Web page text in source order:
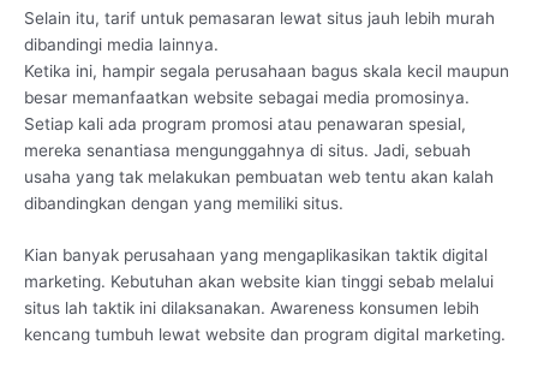
Selain itu, tarif untuk pemasaran lewat situs jauh lebih murah
dibandingi media lainnya.
Ketika ini, hampir segala perusahaan bagus skala kecil maupun
besar memanfaatkan website sebagai media promosinya.
Setiap kali ada program promosi atau penawaran spesial,
mereka senantiasa mengunggahnya di situs. Jadi, sebuah
usaha yang tak melakukan pembuatan web tentu akan kalah
dibandingkan dengan yang memiliki situs.
Kian banyak perusahaan yang mengaplikasikan taktik digital
marketing. Kebutuhan akan website kian tinggi sebab melalui
situs lah taktik ini dilaksanakan. Awareness konsumen lebih
kencang tumbuh lewat website dan program digital marketing.